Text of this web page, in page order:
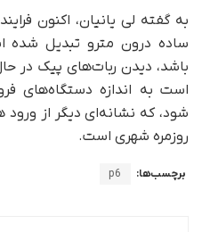
به گفته لی یانیان، اکنون
ساده درون مترو تبدیل
باشد، دیدن ربات‌های پیک در
است به اندازه دستگاه‌های
شود، که نشانه‌ای دیگر از
روزمره شهری است.
برچسب‌ها: p6